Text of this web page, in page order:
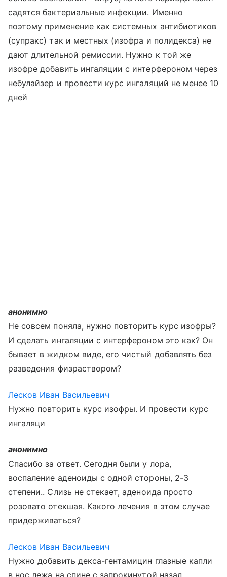
садятся бактериальные инфекции. Именно
поэтому применение как системных антибиотиков
(супракс) так и местных (изофра и полидекса) не
дают длительной ремиссии. Нужно к той же
изофре добавить ингаляции с интерфероном через
небулайзер и провести курс ингаляций не менее 10
дней
анонимно
Не совсем поняла, нужно повторить курс изофры?
И сделать ингаляции с интерфероном это как? Он
бывает в жидком виде, его чистый добавлять без
разведения физраствором?
Лесков Иван Васильевич
Нужно повторить курс изофры. И провести курс
ингаляци
анонимно
Спасибо за ответ. Сегодня были у лора,
воспаление аденоиды с одной стороны, 2-3
степени.. Слизь не стекает, аденоида просто
розовато отекшая. Какого лечения в этом случае
придерживаться?
Лесков Иван Васильевич
Нужно добавить декса-гентамицин глазные капли
в нос лежа на спине с запрокинутой назад